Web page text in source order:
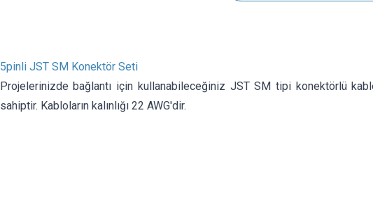
5pinli JST SM Konektör Seti
Projelerinizde bağlantı için kullanabileceğiniz JST SM tipi konektörlü
sahiptir. Kabloların kalınlığı 22 AWG'dir.